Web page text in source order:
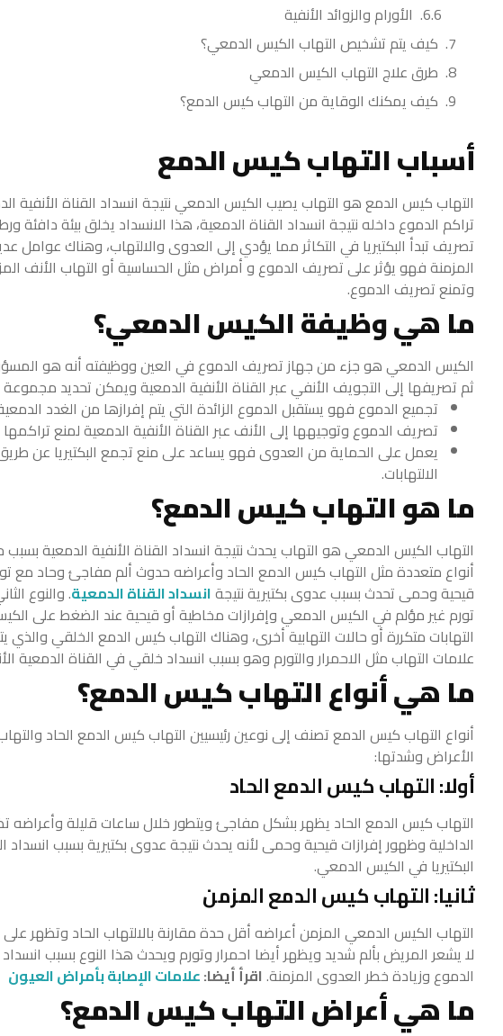
الأورام والزوائد الأنفية
كيف يتم تشخيص التهاب الكيس الدمعي؟
طرق علاج التهاب الكيس الدمعي
كيف يمكنك الوقاية من التهاب كيس الدمع؟
أسباب التهاب كيس الدمع
التهاب كيس الدمع هو التهاب يصيب الكيس الدمعي نتيجة انسداد القناة
تراكم الدموع داخله نتيجة انسداد القناة الدمعية، هذا الانسداد يخلق بيئة دافئة
تصريف تبدأ البكتيريا في التكاثر مما يؤدي إلى العدوى والالتهاب، وهناك عوامل
المزمنة فهو يؤثر على تصريف الدموع و أمراض مثل الحساسية أو التهاب الأنف
وتمنع تصريف الدموع.
ما هي وظيفة الكيس الدمعي؟
الكيس الدمعي هو جزء من جهاز تصريف الدموع في العين ووظيفته أنه هو
ثم تصريفها إلى التجويف الأنفي عبر القناة الأنفية الدمعية ويمكن تحديد
تجميع الدموع فهو يستقبل الدموع الزائدة التي يتم إفرازها من الغدد
تصريف الدموع وتوجيهها إلى الأنف عبر القناة الأنفية الدمعية لمنع
يعمل على الحماية من العدوى فهو يساعد على منع تجمع البكتيريا عن
الالتهابات.
ما هو التهاب كيس الدمع؟
التهاب الكيس الدمعي هو التهاب يحدث نتيجة انسداد القناة الأنفية الدمعية
أنواع متعددة مثل التهاب كيس الدمع الحاد وأعراضه حدوث ألم مفاجئ وحاد مع
قيحية وحمى تحدث بسبب عدوى بكتيرية نتيجةانسداد القناة الدمعية.والنوع
تورم غير مؤلم في الكيس الدمعي وإفرازات مخاطية أو قيحية عند الضغط على
التهابات متكررة أو حالات التهابية أخرى، وهناك التهاب كيس الدمع الخلقي
علامات التهاب مثل الاحمرار والتورم وهو بسبب انسداد خلقي في القناة الدمعية
ما هي أنواع التهاب كيس الدمع؟
أنواع التهاب كيس الدمع تصنف إلى نوعين رئيسيين التهاب كيس الدمع الحاد
الأعراض وشدتها:
أولا: التهاب كيس الدمع الحاد
التهاب كيس الدمع الحاد يظهر بشكل مفاجئ ويتطور خلال ساعات قليلة وأعراضه
الداخلية وظهور إفرازات قيحية وحمى لأنه يحدث نتيجة عدوى بكتيرية بسبب انسداد
البكتيريا في الكيس الدمعي.
ثانيا: التهاب كيس الدمع المزمن
التهاب الكيس الدمعي المزمن أعراضه أقل حدة مقارنة بالالتهاب الحاد وتظهر
لا يشعر المريض بألم شديد ويظهر أيضا احمرار وتورم ويحدث هذا النوع بسبب
الدموع وزيادة خطر العدوى المزمنة. اقرأ أيضا:علامات الإصابة بأمراض العيون
ما هي أعراض التهاب كيس الدمع؟